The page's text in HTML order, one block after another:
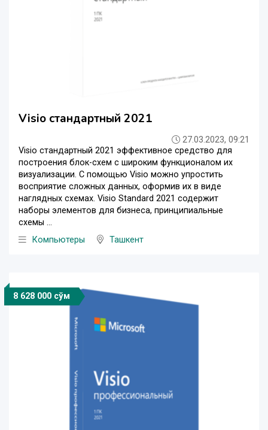
Visio стандартный 2021
27.03.2023, 09:21
Visio стандартный 2021 эффективное средство для
построения блок-схем с широким функционалом их
визуализации. С помощью Visio можно упростить
восприятие сложных данных, оформив их в виде
наглядных схемах. Visio Standard 2021 содержит
наборы элементов для бизнеса, принципиальные
схемы ...
Компьютеры
Ташкент
8 628 000 сўм